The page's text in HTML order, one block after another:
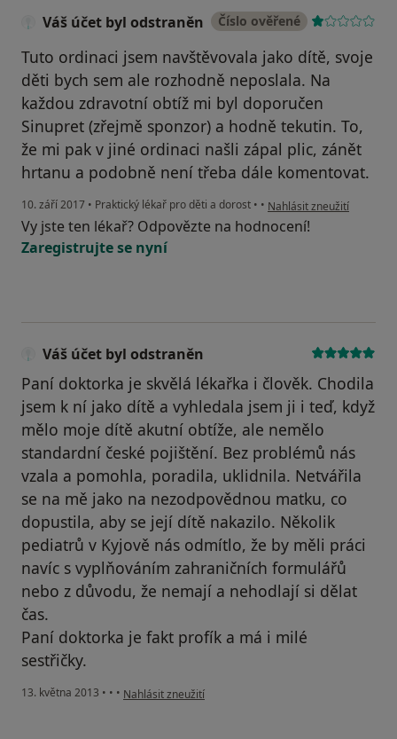
Váš účet byl odstraněn Číslo ověřené
Tuto ordinaci jsem navštěvovala jako dítě, svoje
děti bych sem ale rozhodně neposlala. Na
každou zdravotní obtíž mi byl doporučen
Sinupret (zřejmě sponzor) a hodně tekutin. To,
že mi pak v jiné ordinaci našli zápal plic, zánět
hrtanu a podobně není třeba dále komentovat.
10. září 2017 • Praktický lékař pro děti a dorost • • podle názoru uživatele
Nahlásit zneužití
Vy jste ten lékař? Odpovězte na hodnocení!
Zaregistrujte se nyní
Váš účet byl odstraněn
Paní doktorka je skvělá lékařka i člověk. Chodila
jsem k ní jako dítě a vyhledala jsem ji i teď, když
mělo moje dítě akutní obtíže, ale nemělo
standardní české pojištění. Bez problémů nás
vzala a pomohla, poradila, uklidnila. Netvářila
se na mě jako na nezodpovědnou matku, co
dopustila, aby se její dítě nakazilo. Několik
pediatrů v Kyjově nás odmítlo, že by měli práci
navíc s vyplňováním zahraničních formulářů
nebo z důvodu, že nemají a nehodlají si dělat
čas.
Paní doktorka je fakt profík a má i milé
sestřičky.
13. května 2013 • • • podle názoru uživatele Váš účet byl odstraněn
Nahlásit zneužití